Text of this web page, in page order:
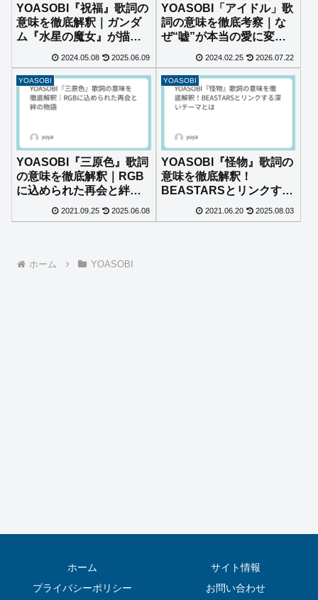
YOASOBI『祝福』歌詞の
意味を徹底解釈｜ガンダ
ム『水星の魔女』が描
とは
2024.05.08 2025.06.09
YOASOBI「アイドル」歌
詞の意味を徹底考察｜な
ぜ“嘘”が本当の愛に変わ
2024.02.25 2026.07.22
YOASOBI
YOASOBI『三原色』歌詞
の意味を徹底解釈｜RGB
に込められた再会と絆の
2021.09.25 2025.06.08
YOASOBI
YOASOBI『怪物』歌詞の
意味を徹底解釈！
BEASTARSとリンクする
深いテーマとは
2021.06.20 2025.08.03
ホーム YOASOBI
ホーム
サイト情報
プライバシーポリシー
お問い合わせ